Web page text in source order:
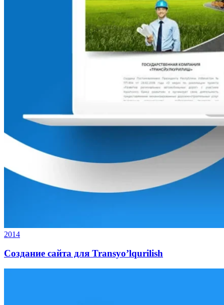
2014
Создание сайта для Transyo’lqurilish